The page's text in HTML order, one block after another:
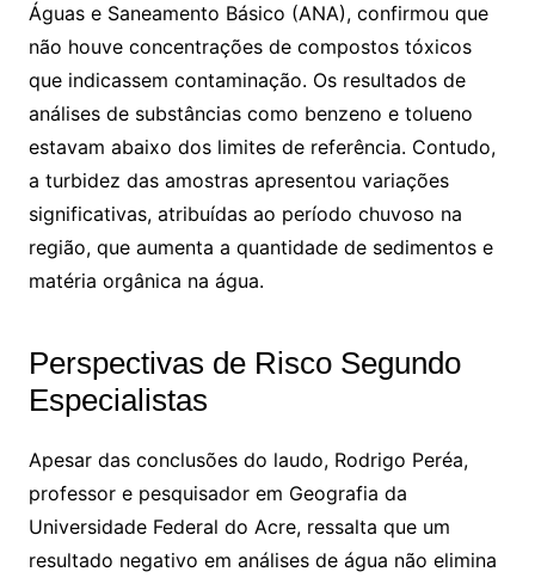
Águas e Saneamento Básico (ANA), confirmou que
não houve concentrações de compostos tóxicos
que indicassem contaminação. Os resultados de
análises de substâncias como benzeno e tolueno
estavam abaixo dos limites de referência. Contudo,
a turbidez das amostras apresentou variações
significativas, atribuídas ao período chuvoso na
região, que aumenta a quantidade de sedimentos e
matéria orgânica na água.
Perspectivas de Risco Segundo
Especialistas
Apesar das conclusões do laudo, Rodrigo Peréa,
professor e pesquisador em Geografia da
Universidade Federal do Acre, ressalta que um
resultado negativo em análises de água não elimina